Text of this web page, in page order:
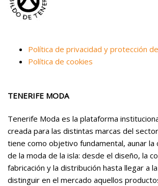
Política de privacidad y protección
Política de cookies
TENERIFE MODA
Tenerife Moda es la plataforma
creada para las distintas marcas del
tiene como objetivo fundamental, aunar la
de la moda de la isla: desde el diseño, la
fabricación y la distribución hasta llegar a
distinguir en el mercado aquellos